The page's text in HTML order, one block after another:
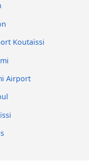
Koutaïssi
Airport